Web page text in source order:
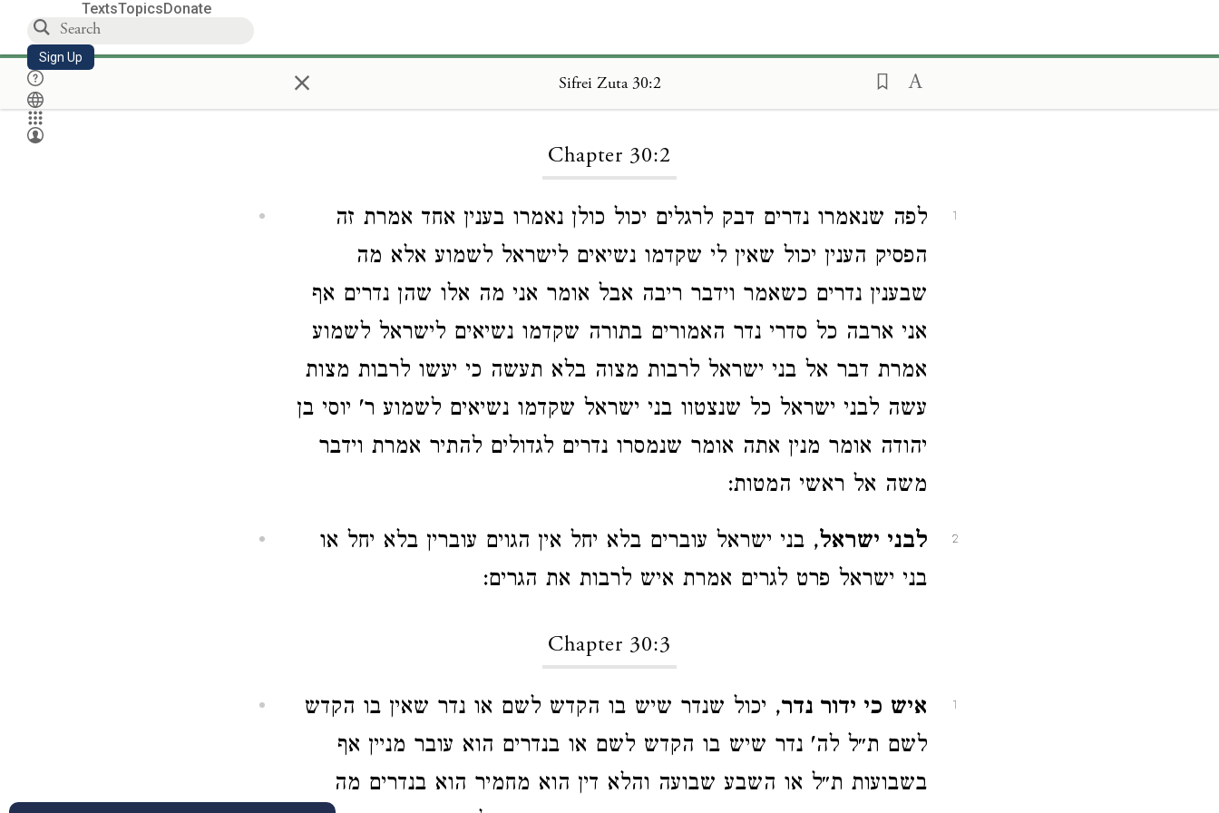
TextsTopicsDonate
Sign Up × Sifrei Zuta 30:2
Chapter 30:2
1
לפה שנאמרו נדרים דבק לרגלים יכול כולן נאמרו בענין אחד אמרת זה
הפסיק הענין יכול שאין לי שקדמו נשיאים לישראל לשמוע אלא מה
שבענין נדרים כשאמר וידבר ריבה אבל אומר אני מה אלו שהן נדרים אף
אני ארבה כל סדרי נדר האמורים בתורה שקדמו נשיאים לישראל לשמוע
אמרת דבר אל בני ישראל לרבות מצוה בלא תעשה כי יעשו לרבות מצות
עשה לבני ישראל כל שנצטוו בני ישראל שקדמו נשיאים לשמוע ר' יוסי בן
יהודה אומר מנין אתה אומר שנמסרו נדרים לגדולים להתיר אמרת וידבר
משה אל ראשי המטות:
2 לבני ישראל, בני ישראל עוברים בלא יחל אין הגוים עוברין בלא יחל או
בני ישראל פרט לגרים אמרת איש לרבות את הגרים:
Chapter 30:3
1 איש כי ידור נדר, יכול שנדר שיש בו הקדש לשם או נדר שאין בו הקדש
לשם ת״ל לה' נדר שיש בו הקדש לשם או בנדרים הוא עובר מניין אף
בשבועות ת״ל או השבע שבועה והלא דין הוא מחמיר הוא בנדרים מה